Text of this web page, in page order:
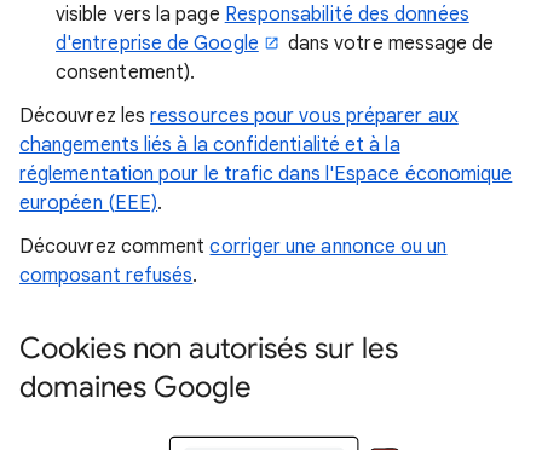
visible vers la page Responsabilité des données
d'entreprise de Google
dans votre message de
consentement).
Découvrez lesressources pour vous préparer aux
changements liés à la confidentialité et à la
réglementation pour le trafic dans l'Espace économique
européen (EEE).
Découvrez commentcorriger une annonce ou un
composant refusés.
Cookies non autorisés sur les
domaines Google